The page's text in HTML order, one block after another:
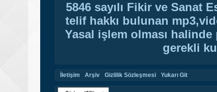
5846 sayılı Fikir ve Sanat
telif hakkı bulunan
Yasal işlem olması
gerekli
İletişim Arşiv Gizlilik Sözleşmesi Yukarı Git